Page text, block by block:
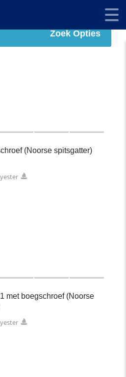
Zoek Opties
(Noorse spitsgatter)
met boegschroef (Noorse